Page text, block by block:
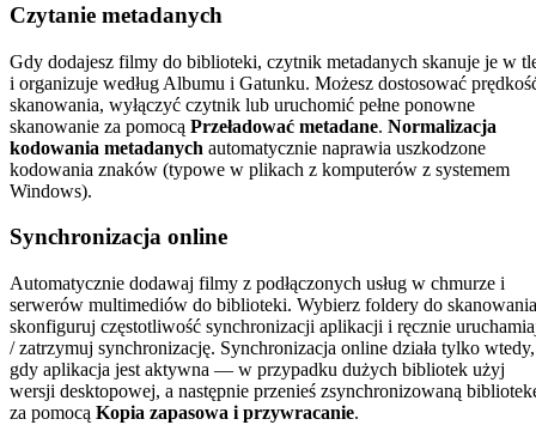
Czytanie metadanych
Gdy dodajesz filmy do biblioteki, czytnik metadanych skanuje je w
i organizuje według Albumu i Gatunku. Możesz dostosować
skanowania, wyłączyć czytnik lub uruchomić pełne ponowne
skanowanie za pomocą Przeładować metadane. Normalizacja
kodowania metadanych automatycznie naprawia uszkodzone
kodowania znaków (typowe w plikach z komputerów z systemem
Windows).
Synchronizacja online
Automatycznie dodawaj filmy z podłączonych usług w chmurze i
serwerów multimediów do biblioteki. Wybierz foldery do
skonfiguruj częstotliwość synchronizacji aplikacji i ręcznie
/ zatrzymuj synchronizację. Synchronizacja online działa tylko wtedy,
gdy aplikacja jest aktywna — w przypadku dużych bibliotek użyj
wersji desktopowej, a następnie przenieś zsynchronizowaną
za pomocą Kopia zapasowa i przywracanie.